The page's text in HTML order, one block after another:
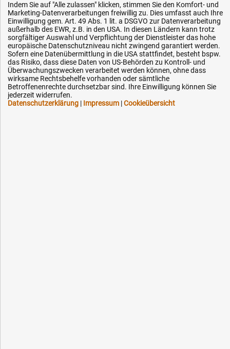
OEM-Ersatzteile
Technik-Hilfe
Downloads
Kontakt
Ihre Hytec-Hydraulik Vorteile
Indem Sie auf "Alle zulassen" klicken, stimmen Sie den Komfort- und
Marketing-Datenverarbeitungen freiwillig zu. Dies umfasst auch Ihre
Einwilligung gem. Art. 49 Abs. 1 lit. a DSGVO zur Datenverarbeitung
außerhalb des EWR, z.B. in den USA. In diesen Ländern kann trotz
sorgfältiger Auswahl und Verpflichtung der Dienstleister das hohe
europäische Datenschutzniveau nicht zwingend garantiert werden.
Sofern eine Datenübermittlung in die USA stattfindet, besteht bspw.
das Risiko, dass diese Daten von US-Behörden zu Kontroll- und
Überwachungszwecken verarbeitet werden können, ohne dass
wirksame Rechtsbehelfe vorhanden oder sämtliche
Betroffenenrechte durchsetzbar sind. Ihre Einwilligung können Sie
jederzeit widerrufen.
Datenschutzerklärung | Impressum |Cookieübersicht